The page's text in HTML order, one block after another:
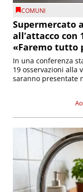
COMUNI
Supermercato
all’attacco con
«Faremo tutto
In una conferenza
19 osservazioni alla
saranno presentate